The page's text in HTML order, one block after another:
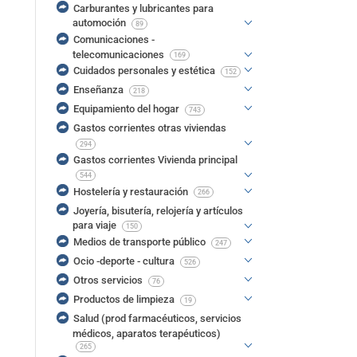
Carburantes y lubricantes para
automoción
89
Comunicaciones -
telecomunicaciones
169
Cuidados personales y estética 152
Enseñanza 218
Equipamiento del hogar 743
Gastos corrientes otras viviendas
294
Gastos corrientes Vivienda principal
544
Hostelería y restauración 266
Joyería, bisutería, relojería y artículos
para viaje
150
Medios de transporte público 247
Ocio -deporte - cultura 526
Otros servicios 76
Productos de limpieza 19
Salud (prod farmacéuticos, servicios
médicos, aparatos terapéuticos)
265